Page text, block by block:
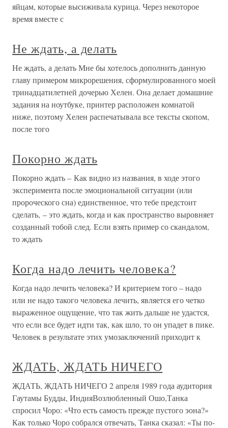
яйцам, которые высиживала курица. Через некоторое
время вместе с
Не ждать, а делать
Не ждать, а делать Мне бы хотелось дополнить данную
главу примером микрорешения, сформулированного моей
тринадцатилетней дочерью Хелен. Она делает домашние
задания на ноутбуке, принтер расположен комнатой
ниже, поэтому Хелен распечатывала все тексты скопом,
после того
Покорно ждать
Покорно ждать – Как видно из названия, в ходе этого
эксперимента после эмоциональной ситуации (или
пророческого сна) единственное, что тебе предстоит
сделать, – это ждать, когда и как пространство выровняет
созданный тобой след. Если взять пример со скандалом,
то ждать
Когда надо лечить человека?
Когда надо лечить человека? И критерием того – надо
или не надо такого человека лечить, является его четко
выраженное ощущение, что так жить дальше не удастся,
что если все будет идти так, как шло, то он упадет в пике.
Человек в результате этих умозаключений приходит к
ЖДАТЬ, ЖДАТЬ НИЧЕГО
ЖДАТЬ, ЖДАТЬ НИЧЕГО 2 апреля 1989 года аудитория
Гаутамы Будды, ИндияВозлюбленный Ошо,Танка
спросил Чоро: «Что есть самость прежде пустого эона?»
Как только Чоро собрался отвечать, Танка сказал: «Ты по-